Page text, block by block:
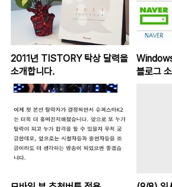
2011년 TISTORY 탁상 달력을
소개합니다.
블로그